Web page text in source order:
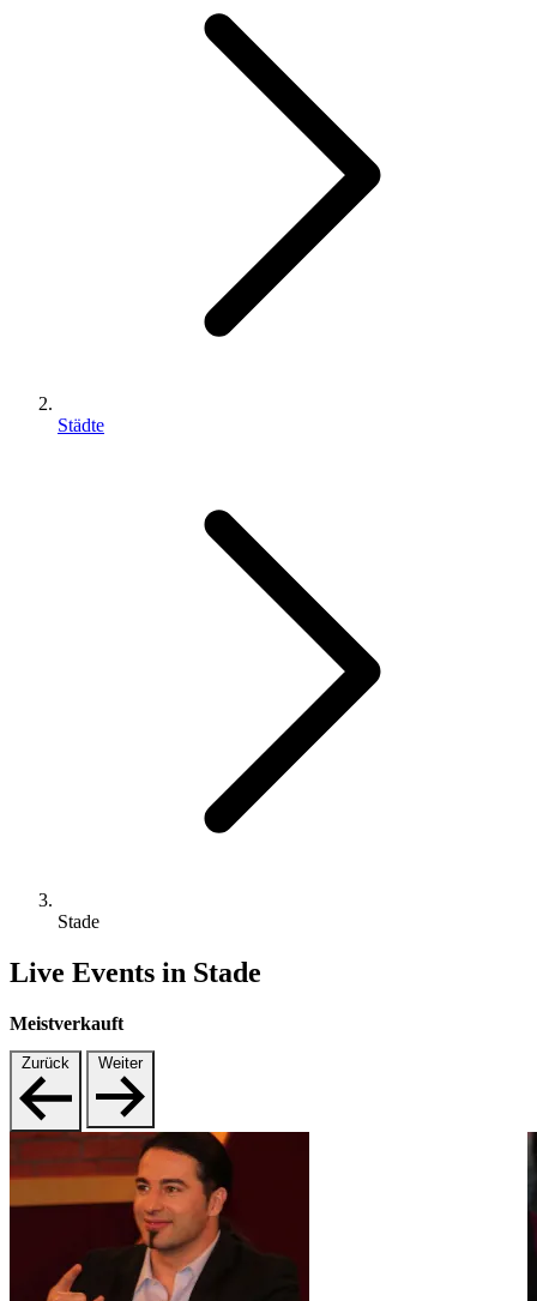
Städte
Stade
Live Events in Stade
Meistverkauft
Zurück Weiter